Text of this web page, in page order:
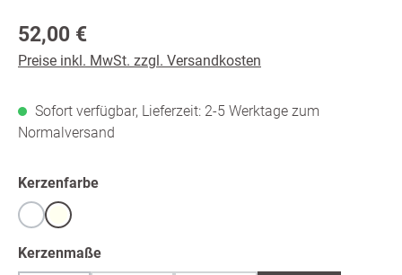
Regulärer Preis:
52,00 €
Preise inkl. MwSt. zzgl. Versandkosten
Sofort verfügbar, Lieferzeit: 2-5 Werktage zum
Normalversand
Kerzenfarbeauswählen
Weißwarmweiß /ivory
Kerzenmaßeauswählen